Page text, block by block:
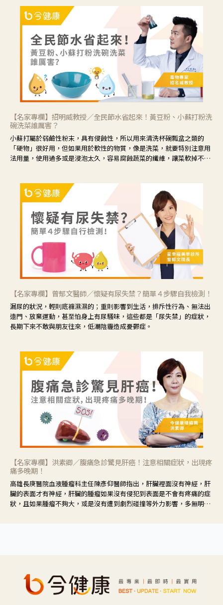
候就要使用菊花、金銀花來治療；假如單純的眼睛乾澀，結膜沒有紅，
眼睛周圍沒有眼屎，這種情況是屬於「陰虛」，就可以使用枸杞、蓮
藕、麥門冬、山藥等比較滋潤的藥材，效果就更顯著。
【名家專欄】招明威教授／全民節水省起來！黃豆粉、小蘇打粉洗
碗洗菜誰厲害？
小蘇打屬於弱鹼性粉末，具有侵蝕性，所以用來清洗杯碗瓢盆之類的
「硬物」很好用，但如果用於軟性的物質，像是洗菜，就要特別注意用
法用量，使用過多或是浸泡太久，容易腐蝕蔬菜的纖維，讓菜軟掉不清
【名家專欄】曾郁文醫師／懷疑有尿失禁？簡單４步驟自我檢測！
漏尿的狀況，輕則底褲濕濕的；重則影響到生活，排斥性行為、無法出
遠門、放棄運動，甚至怕身上有尿騷味，這些都是「尿失禁」的症狀，
長期下來不敢與朋友往來，低潮陰霾造成憂鬱症。
【名家專欄】洪素卿／腹痛急診驚見肝癌！注意相關症狀，出現疼
痛多晚期！
高雄長庚醫院血液腫瘤科主任陳彥仰醫師指出，肝臟裡面沒有神經，肝
臟的表面才有神經，肝臟的腫瘤如果沒有侵犯到表面是不會有疼痛的症
狀，且如果腫瘤不夠大，或是沒有遭到劇烈碰撞等外力影響，多無明顯